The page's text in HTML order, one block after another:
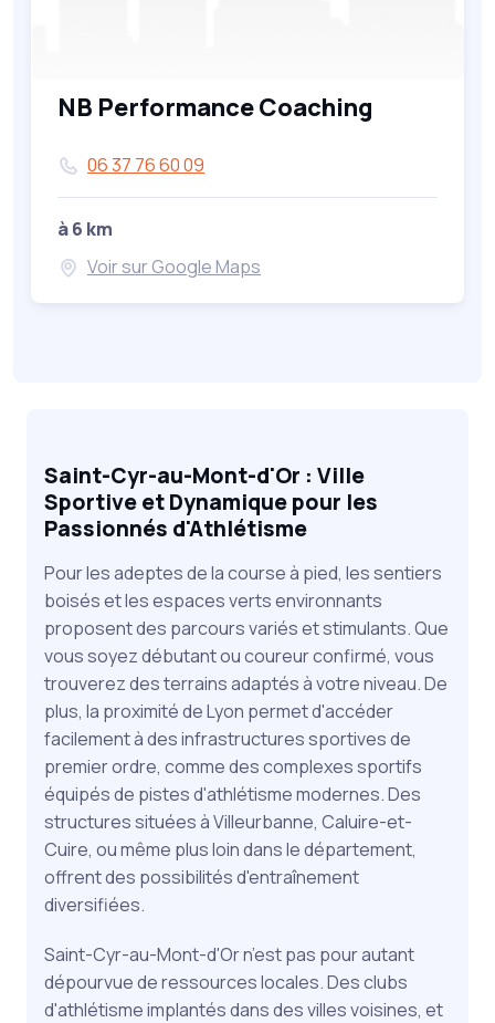
NB Performance Coaching
06 37 76 60 09
à 6 km
Voir sur Google Maps
Saint-Cyr-au-Mont-d'Or : Ville
Sportive et Dynamique pour les
Passionnés d'Athlétisme
Pour les adeptes de la course à pied, les sentiers
boisés et les espaces verts environnants
proposent des parcours variés et stimulants. Que
vous soyez débutant ou coureur confirmé, vous
trouverez des terrains adaptés à votre niveau. De
plus, la proximité de Lyon permet d'accéder
facilement à des infrastructures sportives de
premier ordre, comme des complexes sportifs
équipés de pistes d'athlétisme modernes. Des
structures situées à Villeurbanne, Caluire-et-
Cuire, ou même plus loin dans le département,
offrent des possibilités d'entraînement
diversifiées.
Saint-Cyr-au-Mont-d'Or n’est pas pour autant
dépourvue de ressources locales. Des clubs
d'athlétisme implantés dans des villes voisines, et